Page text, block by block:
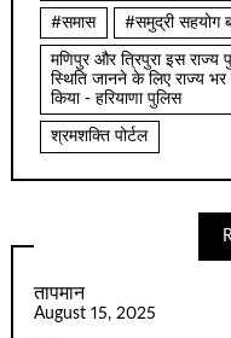
#समास #समुद्री सहयोग
मणिपुर और त्रिपुरा इस राज्य
स्थिति जानने के लिए राज्य
किया - हरियाणा पुलिस
श्रमशक्ति पोर्टल
तापमान
August 15, 2025